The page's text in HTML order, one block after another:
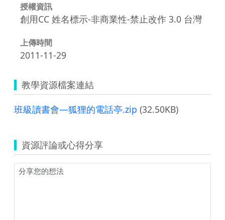
授權資訊
創用CC 姓名標示-非商業性-禁止改作 3.0 台灣
上傳時間
2011-11-29
教學資源檔案連結
班級讀書會—狐狸的電話亭.zip (32.50KB)
資源評論或心得分享